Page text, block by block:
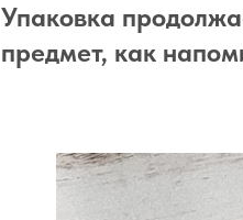
Упаковка
предмет, как